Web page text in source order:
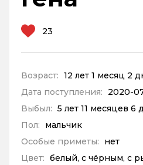
23
Возраст: 12 лет 1 месяц 2
Дата поступления:
2020-
Выбыл: 5 лет 11 месяцев 6
Пол:
мальчик
Особые приметы:
нет
Цвет: белый, с чёрным, с